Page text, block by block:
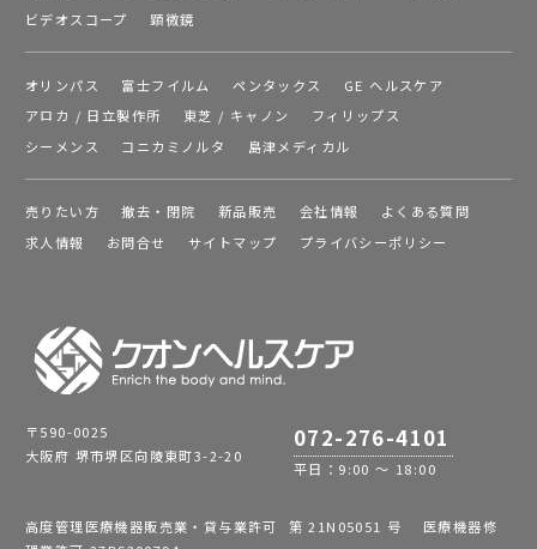
ビデオスコープ
顕微鏡
オリンパス 富士フイルム ペンタックス
GE ヘルスケア
アロカ / 日立製作所
東芝 / キャノン
フィリップス
シーメンス
コニカミノルタ 島津メディカル
売りたい方 撤去・閉院 新品販売 会社情報
よくある質問
求人情報
お問合せ サイトマップ プライバシーポリシー
〒590-0025
大阪府 堺市堺区向陵東町3-2-20
072-276-4101
平日：9:00 ～ 18:00
高度管理医療機器販売業・貸与業許可 第 21N05051 号 医療機器修